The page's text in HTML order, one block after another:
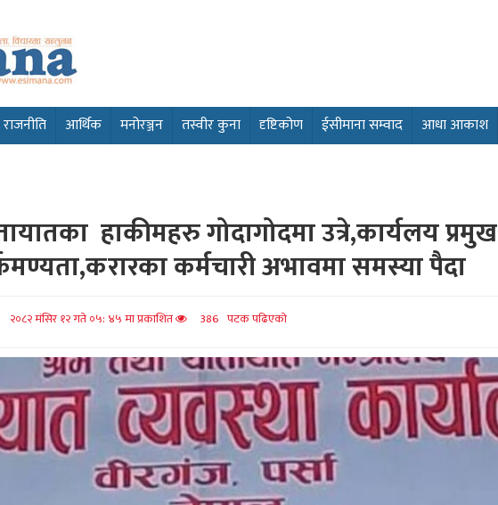
राजनीति आर्थिक मनोरञ्जन तस्वीर कुना दृष्टिकोण ईसीमाना सम्वाद आधा आकाश
हाकीमहरु गोदागोदमा उत्रे,कार्यलय प्रमुख
कर्मचारी अभावमा समस्या पैदा
२०८२ मंसिर १२ गते ०५: ४५ मा प्रकाशित 386 पटक पढिएको